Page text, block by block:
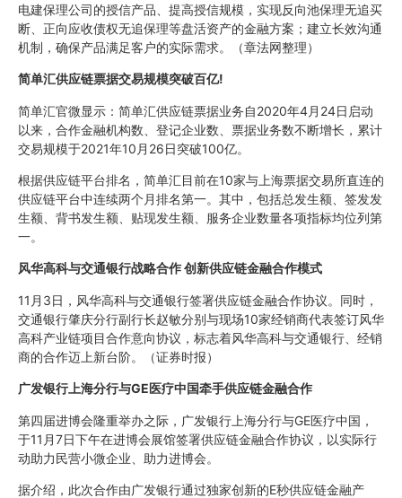
电建保理公司的授信产品、提高授信规模，实现反向池保理无追买
断、正向应收债权无追保理等盘活资产的金融方案；建立长效沟通
机制，确保产品满足客户的实际需求。（章法网整理）
简单汇供应链票据交易规模突破百亿!
简单汇官微显示：简单汇供应链票据业务自2020年4月24日启动
以来，合作金融机构数、登记企业数、票据业务数不断增长，累计
交易规模于2021年10月26日突破100亿。
根据供应链平台排名，简单汇目前在10家与上海票据交易所直连的
供应链平台中连续两个月排名第一。其中，包括总发生额、签发发
生额、背书发生额、贴现发生额、服务企业数量各项指标均位列第
一。
风华高科与交通银行战略合作 创新供应链金融合作模式
11月3日，风华高科与交通银行签署供应链金融合作协议。同时，
交通银行肇庆分行副行长赵敏分别与现场10家经销商代表签订风华
高科产业链项目合作意向协议，标志着风华高科与交通银行、经销
商的合作迈上新台阶。（证券时报）
广发银行上海分行与GE医疗中国牵手供应链金融合作
第四届进博会隆重举办之际，广发银行上海分行与GE医疗中国，
于11月7日下午在进博会展馆签署供应链金融合作协议，以实际行
动助力民营小微企业、助力进博会。
据介绍，此次合作由广发银行通过独家创新的E秒供应链金融产